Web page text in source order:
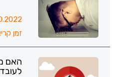
זמן
האם